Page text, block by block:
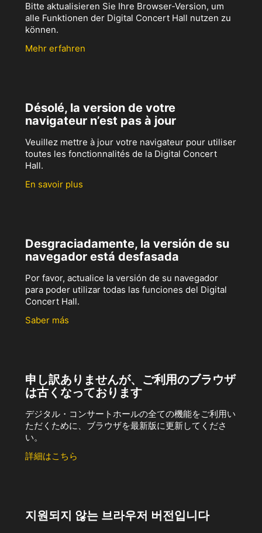
Bitte aktualisieren Sie Ihre Browser-Version, um
alle Funktionen der Digital Concert Hall nutzen zu
können.
Mehr erfahren
Désolé, la version de votre
navigateur n’est pas à jour
Veuillez mettre à jour votre navigateur pour utiliser
toutes les fonctionnalités de la Digital Concert
Hall.
En savoir plus
Desgraciadamente, la versión de su
navegador está desfasada
Por favor, actualice la versión de su navegador
para poder utilizar todas las funciones del Digital
Concert Hall.
Saber más
申し訳ありませんが、ご利用のブラウザ
は古くなっております
デジタル・コンサートホールの全ての機能をご利用い
ただくために、ブラウザを最新版に更新してくださ
い。
詳細はこちら
지원되지 않는 브라우저 버전입니다